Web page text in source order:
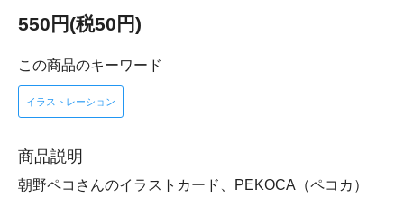
550円(税50円)
この商品のキーワード
イラストレーション
商品説明
朝野ペコさんのイラストカード、PEKOCA（ペコカ）